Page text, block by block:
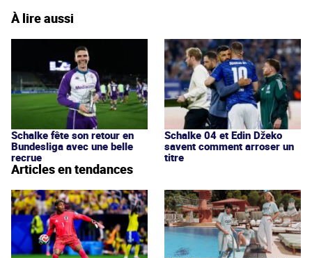
À lire aussi
Schalke fête son retour en
Bundesliga avec une belle
recrue
Schalke 04 et Edin Džeko
savent comment arroser un
titre
Articles en tendances